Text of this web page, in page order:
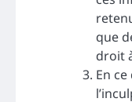
que
droit
En